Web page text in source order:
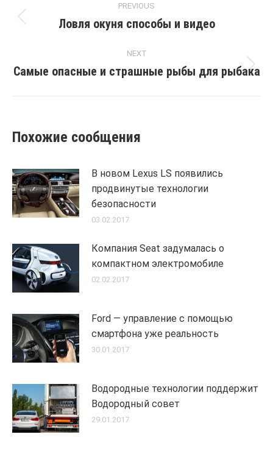
navigation
PREVIOUS
Previous
Ловля окуня способы и видео
NEXT
Next
Самые опасные и страшные рыбы для рыбака
Похожие сообщения
В новом Lexus LS появились
продвинутые технологии
безопасности
03.02.2017
Компания Seat задумалась о
компактном электромобиле
02.02.2017
Ford — управление с помощью
смартфона уже реальность
30.01.2017
Водородные технологии поддержит
Водородный совет
29.01.2017